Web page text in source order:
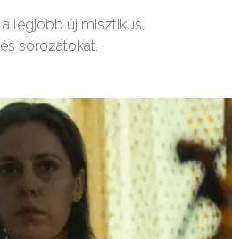
legjobb új misztikus,
sorozatokat.